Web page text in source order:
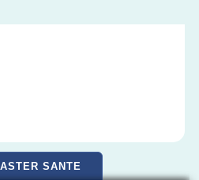
SANTE